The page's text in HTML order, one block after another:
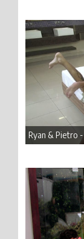
Ryan & Pietro -